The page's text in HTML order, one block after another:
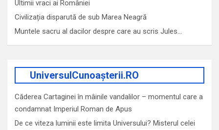
Ultimii vraci ai României
Civilizația disparută de sub Marea Neagră
Muntele sacru al dacilor despre care au scris Jules…
UniversulCunoașterii.RO
Căderea Cartaginei în mâinile vandalilor – momentul care a
condamnat Imperiul Roman de Apus
De ce viteza luminii este limita Universului? Misterul celei